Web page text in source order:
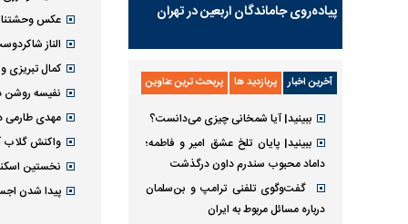
عکس
الناز
کمال
نفیسه روشن
مهدی طارمی
واکنش گلاب
نخستین
پیدا شدن اجساد ۲ نفر از غرق‌شدگان
پیاده‌روی جاماندگان اربعین در تهران
آخرین اخبار پربازدید ها پربحث ترین عناوین
ببینید| آیا شمخانی چیزی می‌دانست؟
ببینید| پایان تلخ عشق امیر و فاطمه؛
داماد محبوب سندرم داون درگذشت
گفت‌وگوی تلفنی ترامپ و بن‌سلمان
درباره مسائل مربوط به ایران